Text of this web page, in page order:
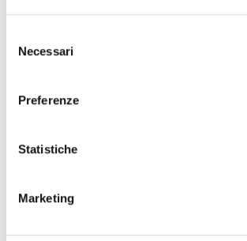
delNecessari
Preferenze
Statistiche
Marketingil momento